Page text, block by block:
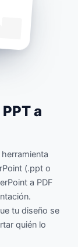
a
(.ppt o
a PDF
tu diseño se
quién lo